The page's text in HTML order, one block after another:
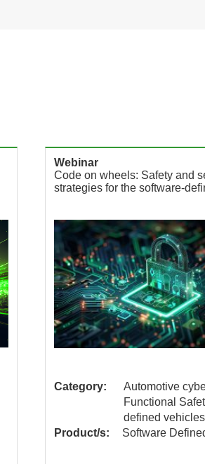
Webinar
Code on wheels: Safety and
strategies for the software-
Category:
Automotive
Functional
defined
Product/s:
Software